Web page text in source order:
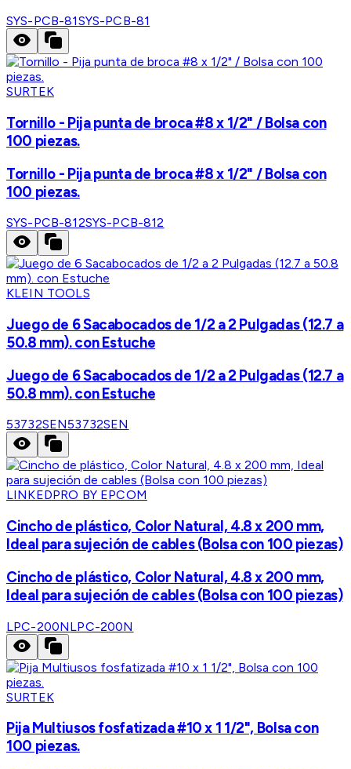
SYS-PCB-81SYS-PCB-81
SURTEK
Tornillo - Pija punta de broca #8 x 1/2" / Bolsa con
100 piezas.
Tornillo - Pija punta de broca #8 x 1/2" / Bolsa con
100 piezas.
SYS-PCB-812SYS-PCB-812
KLEIN TOOLS
Juego de 6 Sacabocados de 1/2 a 2 Pulgadas (12.7 a
50.8 mm). con Estuche
Juego de 6 Sacabocados de 1/2 a 2 Pulgadas (12.7 a
50.8 mm). con Estuche
53732SEN53732SEN
LINKEDPRO BY EPCOM
Cincho de plástico, Color Natural, 4.8 x 200 mm,
Ideal para sujeción de cables (Bolsa con 100 piezas)
Cincho de plástico, Color Natural, 4.8 x 200 mm,
Ideal para sujeción de cables (Bolsa con 100 piezas)
LPC-200NLPC-200N
SURTEK
Pija Multiusos fosfatizada #10 x 1 1/2", Bolsa con
100 piezas.